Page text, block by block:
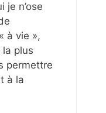
je n’ose
à vie »,
la plus
permettre
à la